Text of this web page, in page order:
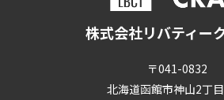
株式会社リバティー
〒041-0832
北海道函館市神山2丁